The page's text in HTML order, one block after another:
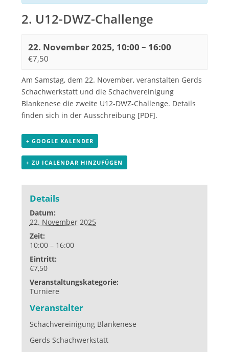
2. U12-DWZ-Challenge
22. November 2025, 10:00 – 16:00
€7,50
Am Samstag, dem 22. November, veranstalten Gerds
Schachwerkstatt und die Schachvereinigung
Blankenese die zweite U12-DWZ-Challenge. Details
finden sich in derAusschreibung [PDF].
+ GOOGLE KALENDER
+ ZU ICALENDAR HINZUFÜGEN
Details
Datum:
22. November 2025
Zeit:
10:00 – 16:00
Eintritt:
€7,50
Veranstaltungskategorie:
Turniere
Veranstalter
Schachvereinigung Blankenese
Gerds Schachwerkstatt